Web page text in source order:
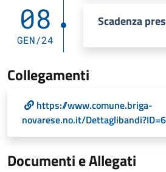
08
GEN/24
Scadenza
Collegamenti
https://www.comune.briga-
novarese.no.it/
Documenti e Allegati